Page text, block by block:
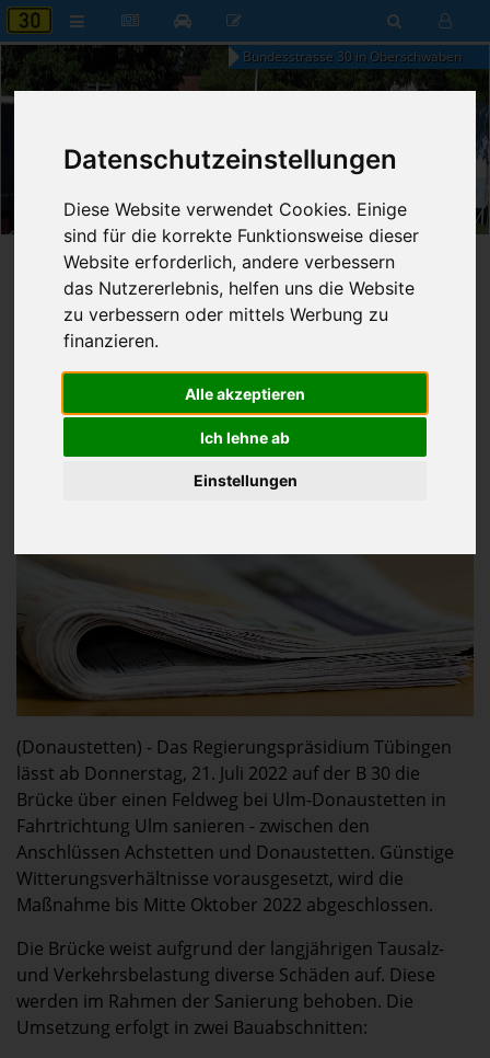
Datenschutzeinstellungen
Diese Website verwendet Cookies. Einige
sind für die korrekte Funktionsweise dieser
Website erforderlich, andere verbessern
das Nutzererlebnis, helfen uns die Website
zu verbessern oder mittels Werbung zu
finanzieren.
Alle akzeptieren
Ich lehne ab
Einstellungen
Bundesstrasse 30 in Oberschwaben
Donnerstag, 6. August 2026
Startseite»B30 aktuell»Nachrichten
14.07.2022 - 20:35 Uhr
Franz Fischer
Nr. 7852
Brücke über Feldweg wird
instandgesetzt
(Donaustetten) - Das Regierungspräsidium Tübingen
lässt ab Donnerstag, 21. Juli 2022 auf der B 30 die
Brücke über einen Feldweg bei Ulm-Donaustetten in
Fahrtrichtung Ulm sanieren - zwischen den
Anschlüssen Achstetten und Donaustetten. Günstige
Witterungsverhältnisse vorausgesetzt, wird die
Maßnahme bis Mitte Oktober 2022 abgeschlossen.
Die Brücke weist aufgrund der langjährigen Tausalz-
und Verkehrsbelastung diverse Schäden auf. Diese
werden im Rahmen der Sanierung behoben. Die
Umsetzung erfolgt in zwei Bauabschnitten: